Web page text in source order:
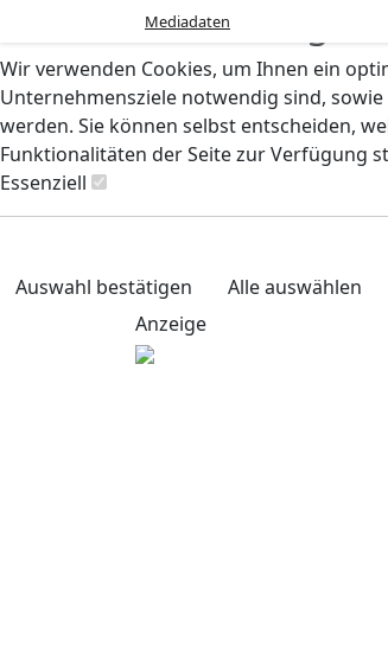
Cookie-Einstellungen
Wir verwenden Cookies, um Ihnen ein
Unternehmensziele notwendig sind,
werden. Sie können selbst entscheiden,
Funktionalitäten der Seite zur Verfügung
Essenziell
Auswahl bestätigen
Alle auswählen
Mediadaten
Anzeige